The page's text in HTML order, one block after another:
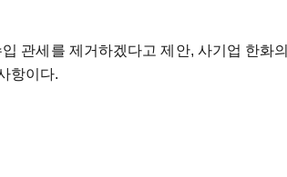
관세를 제거하겠다고 제안, 사기업 한화의
항이다.